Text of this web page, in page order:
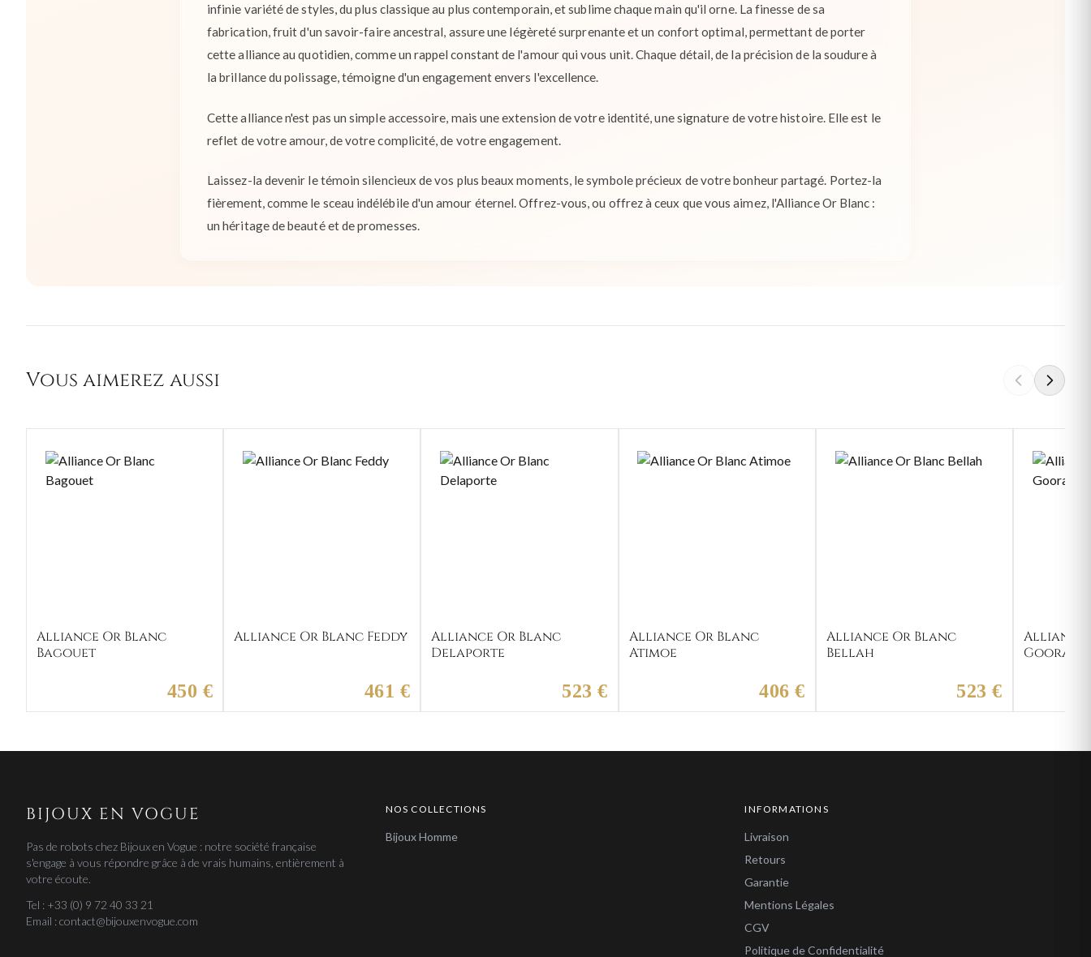
infinie variété de styles, du plus classique au plus contemporain, et sublime chaque main qu'il orne. La finesse de sa
fabrication, fruit d'un savoir-faire ancestral, assure une légèreté surprenante et un confort optimal, permettant de porter
cette alliance au quotidien, comme un rappel constant de l'amour qui vous unit. Chaque détail, de la précision de la soudure à
la brillance du polissage, témoigne d'un engagement envers l'excellence.
Cette alliance n'est pas un simple accessoire, mais une extension de votre identité, une signature de votre histoire. Elle est le
reflet de votre amour, de votre complicité, de votre engagement.
Laissez-la devenir le témoin silencieux de vos plus beaux moments, le symbole précieux de votre bonheur partagé. Portez-la
fièrement, comme le sceau indélébile d'un amour éternel. Offrez-vous, ou offrez à ceux que vous aimez, l'Alliance Or Blanc :
un héritage de beauté et de promesses.
Vous aimerez aussi
Alliance Or Blanc
Bagouet
450 €
Alliance Or Blanc Feddy
461 €
Alliance Or Blanc
Delaporte
523 €
Alliance Or Blanc
Atimoe
406 €
Alliance Or Blanc
Bellah
523 €
Alliance
BIJOUX EN VOGUE
Pas de robots chez Bijoux en Vogue : notre société française
s'engage à vous répondre grâce à de vrais humains, entièrement à
votre écoute.
Tel : +33 (0) 9 72 40 33 21
Email : contact@bijouxenvogue.com
NOS COLLECTIONS
Bijoux Homme
INFORMATIONS
Livraison
Retours
Garantie
Mentions Légales
CGV
Politique de Confidentialité